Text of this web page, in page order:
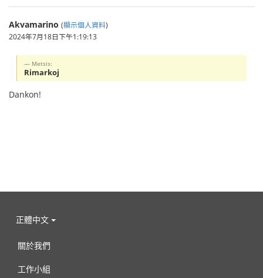
Akvamarino (顯示個人資料)
2024年7月18日下午1:19:13
Metsis:
Rimarkoj
Dankon!
正體中文
關於我們
工作小組